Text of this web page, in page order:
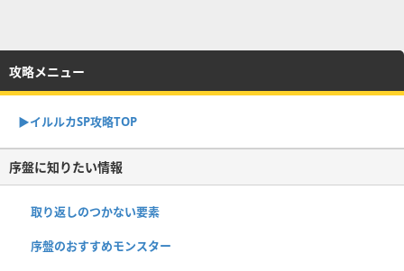
攻略メニュー
▶︎イルルカSP攻略TOP
序盤に知りたい情報
取り返しのつかない要素
序盤のおすすめモンスター